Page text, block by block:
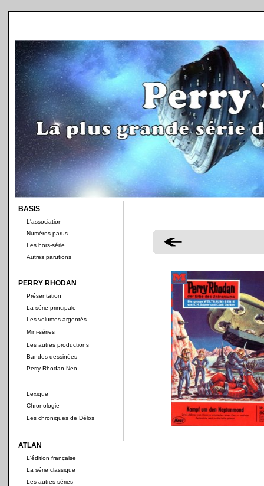
BASIS
L'association
Numéros parus
Les hors-série
Autres parutions
PERRY RHODAN
Présentation
La série principale
Les volumes argentés
Mini-séries
Les autres productions
Bandes dessinées
Perry Rhodan Neo
Lexique
Chronologie
Les chroniques de Délos
ATLAN
L'édition française
La série classique
Les autres séries